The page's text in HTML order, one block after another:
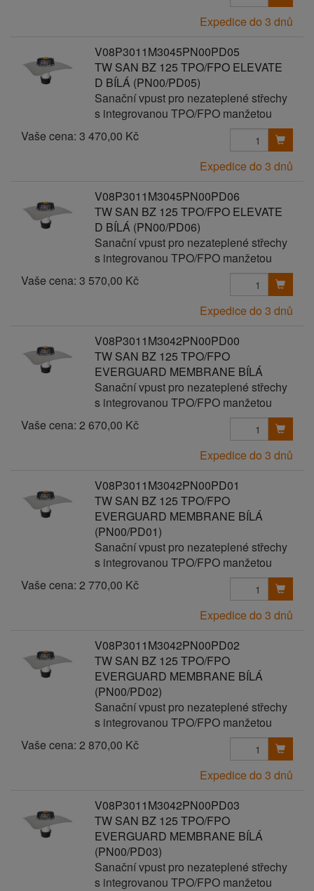
Expedice do 3 dnů
V08P3011M3045PN00PD05
TW SAN BZ 125 TPO/FPO ELEVATE
D BÍLÁ (PN00/PD05)
Sanační vpust pro nezateplené střechy
s integrovanou TPO/FPO manžetou
Vaše cena: 3 470,00 Kč
Expedice do 3 dnů
V08P3011M3045PN00PD06
TW SAN BZ 125 TPO/FPO ELEVATE
D BÍLÁ (PN00/PD06)
Sanační vpust pro nezateplené střechy
s integrovanou TPO/FPO manžetou
Vaše cena: 3 570,00 Kč
Expedice do 3 dnů
V08P3011M3042PN00PD00
TW SAN BZ 125 TPO/FPO
EVERGUARD MEMBRANE BÍLÁ
Sanační vpust pro nezateplené střechy
s integrovanou TPO/FPO manžetou
Vaše cena: 2 670,00 Kč
Expedice do 3 dnů
V08P3011M3042PN00PD01
TW SAN BZ 125 TPO/FPO
EVERGUARD MEMBRANE BÍLÁ
(PN00/PD01)
Sanační vpust pro nezateplené střechy
s integrovanou TPO/FPO manžetou
Vaše cena: 2 770,00 Kč
Expedice do 3 dnů
V08P3011M3042PN00PD02
TW SAN BZ 125 TPO/FPO
EVERGUARD MEMBRANE BÍLÁ
(PN00/PD02)
Sanační vpust pro nezateplené střechy
s integrovanou TPO/FPO manžetou
Vaše cena: 2 870,00 Kč
Expedice do 3 dnů
V08P3011M3042PN00PD03
TW SAN BZ 125 TPO/FPO
EVERGUARD MEMBRANE BÍLÁ
(PN00/PD03)
Sanační vpust pro nezateplené střechy
s integrovanou TPO/FPO manžetou